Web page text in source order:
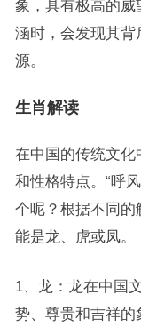
象，具有极高的威
涵时，会发现其背
源。
生肖解读
在中国的传统文化
和性格特点。“呼
个呢？根据不同的
能是龙、虎或凤。
1、龙：龙在中国
势、尊贵和吉祥的